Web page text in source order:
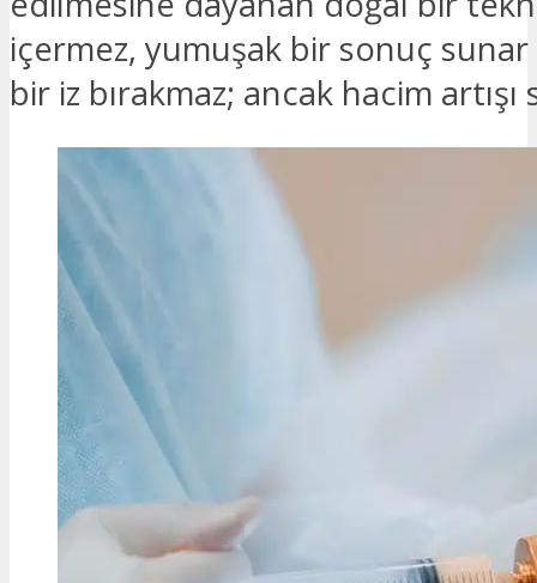
içermez, yumuşak bir sonuç
bir iz bırakmaz; ancak hacim artışı